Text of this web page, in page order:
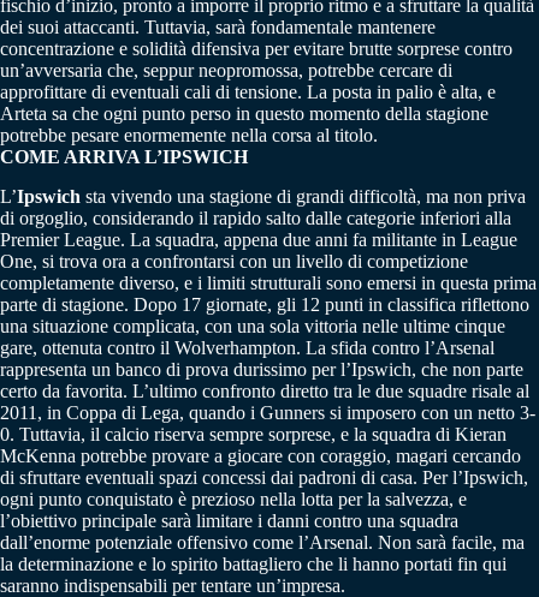
fischio d’inizio, pronto a imporre il proprio ritmo e a sfruttare la qualità
dei suoi attaccanti. Tuttavia, sarà fondamentale mantenere
concentrazione e solidità difensiva per evitare brutte sorprese contro
un’avversaria che, seppur neopromossa, potrebbe cercare di
approfittare di eventuali cali di tensione. La posta in palio è alta, e
Arteta sa che ogni punto perso in questo momento della stagione
potrebbe pesare enormemente nella corsa al titolo.
COME ARRIVA L’IPSWICH
L’Ipswich sta vivendo una stagione di grandi difficoltà, ma non priva
di orgoglio, considerando il rapido salto dalle categorie inferiori alla
Premier League. La squadra, appena due anni fa militante in League
One, si trova ora a confrontarsi con un livello di competizione
completamente diverso, e i limiti strutturali sono emersi in questa prima
parte di stagione. Dopo 17 giornate, gli 12 punti in classifica riflettono
una situazione complicata, con una sola vittoria nelle ultime cinque
gare, ottenuta contro il Wolverhampton. La sfida contro l’Arsenal
rappresenta un banco di prova durissimo per l’Ipswich, che non parte
certo da favorita. L’ultimo confronto diretto tra le due squadre risale al
2011, in Coppa di Lega, quando i Gunners si imposero con un netto 3-
0. Tuttavia, il calcio riserva sempre sorprese, e la squadra di Kieran
McKenna potrebbe provare a giocare con coraggio, magari cercando
di sfruttare eventuali spazi concessi dai padroni di casa. Per l’Ipswich,
ogni punto conquistato è prezioso nella lotta per la salvezza, e
l’obiettivo principale sarà limitare i danni contro una squadra
dall’enorme potenziale offensivo come l’Arsenal. Non sarà facile, ma
la determinazione e lo spirito battagliero che li hanno portati fin qui
saranno indispensabili per tentare un’impresa.